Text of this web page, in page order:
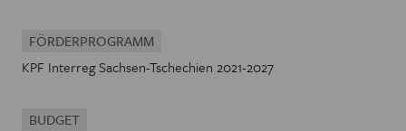
FÖRDERPROGRAMM
KPF Interreg Sachsen-Tschechien 2021-2027
BUDGET